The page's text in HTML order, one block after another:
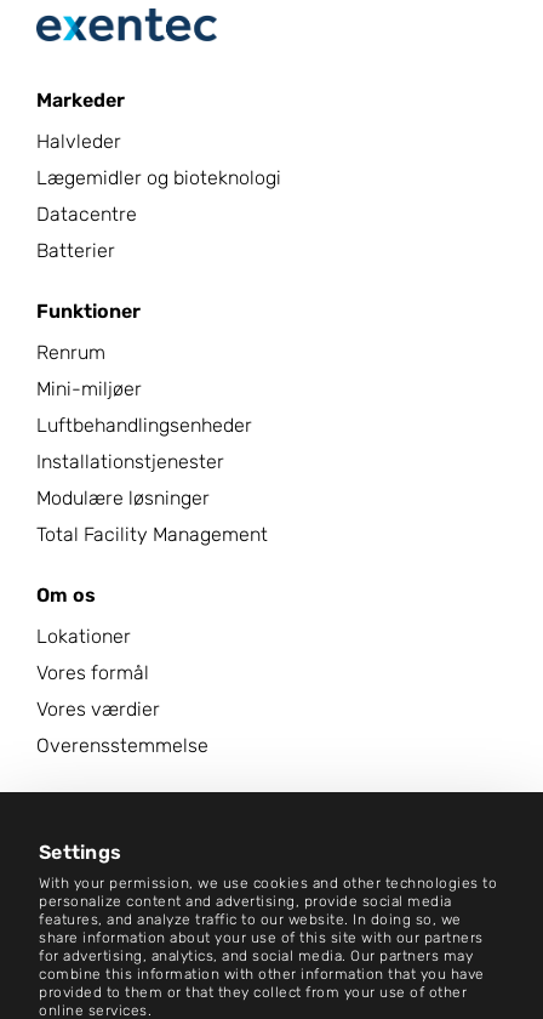
Settings
With your permission, we use cookies and other technologies to
personalize content and advertising, provide social media
features, and analyze traffic to our website. In doing so, we
share information about your use of this site with our partners
for advertising, analytics, and social media. Our partners may
combine this information with other information that you have
provided to them or that they collect from your use of other
online services.
Markeder
Halvleder
Lægemidler og bioteknologi
Datacentre
Batterier
Funktioner
Renrum
Mini-miljøer
Luftbehandlingsenheder
Installationstjenester
Modulære løsninger
Total Facility Management
Om os
Lokationer
Vores formål
Vores værdier
Overensstemmelse
Nyhedscenter
Kontakt
Karriere
Vilkår og betingelser